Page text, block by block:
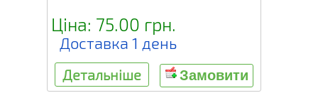
Ціна: 75.00 грн.
Доставка 1 день
Детальніше Замовити